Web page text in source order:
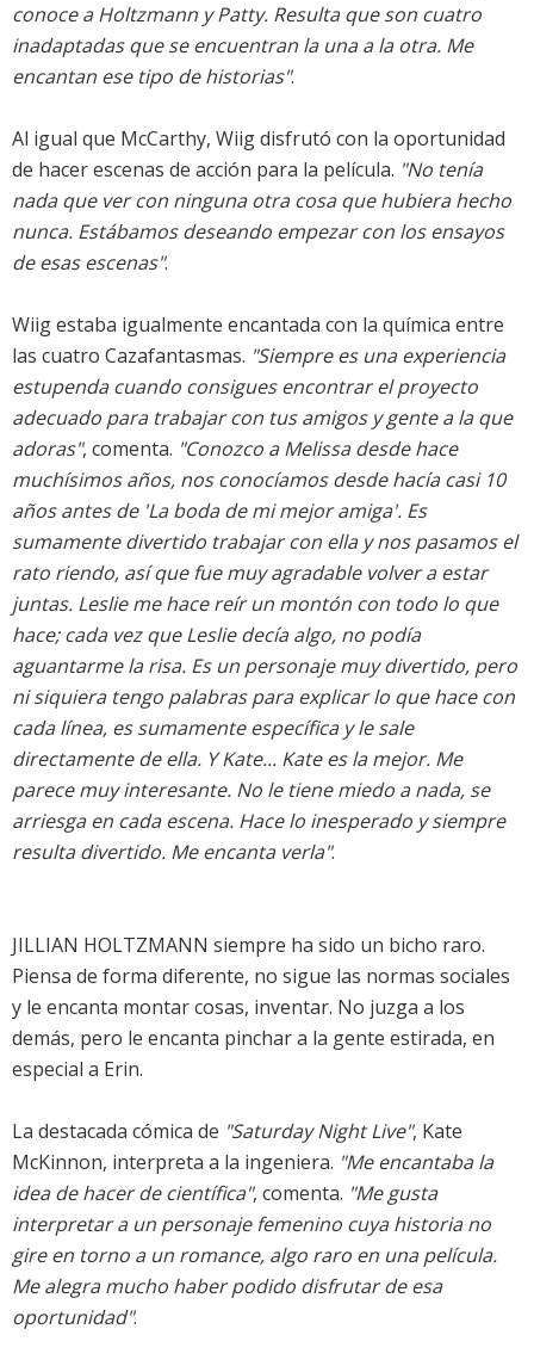
conoce a Holtzmann y Patty. Resulta que son cuatro
inadaptadas que se encuentran la una a la otra. Me
encantan ese tipo de historias".
Al igual que McCarthy, Wiig disfrutó con la oportunidad
de hacer escenas de acción para la película. "No tenía
nada que ver con ninguna otra cosa que hubiera hecho
nunca. Estábamos deseando empezar con los ensayos
de esas escenas".
Wiig estaba igualmente encantada con la química entre
las cuatro Cazafantasmas. "Siempre es una experiencia
estupenda cuando consigues encontrar el proyecto
adecuado para trabajar con tus amigos y gente a la que
adoras", comenta. "Conozco a Melissa desde hace
muchísimos años, nos conocíamos desde hacía casi 10
años antes de 'La boda de mi mejor amiga'. Es
sumamente divertido trabajar con ella y nos pasamos el
rato riendo, así que fue muy agradable volver a estar
juntas. Leslie me hace reír un montón con todo lo que
hace; cada vez que Leslie decía algo, no podía
aguantarme la risa. Es un personaje muy divertido, pero
ni siquiera tengo palabras para explicar lo que hace con
cada línea, es sumamente específica y le sale
directamente de ella. Y Kate... Kate es la mejor. Me
parece muy interesante. No le tiene miedo a nada, se
arriesga en cada escena. Hace lo inesperado y siempre
resulta divertido. Me encanta verla".
JILLIAN HOLTZMANN siempre ha sido un bicho raro.
Piensa de forma diferente, no sigue las normas sociales
y le encanta montar cosas, inventar. No juzga a los
demás, pero le encanta pinchar a la gente estirada, en
especial a Erin.
La destacada cómica de "Saturday Night Live", Kate
McKinnon, interpreta a la ingeniera. "Me encantaba la
idea de hacer de científica", comenta. "Me gusta
interpretar a un personaje femenino cuya historia no
gire en torno a un romance, algo raro en una película.
Me alegra mucho haber podido disfrutar de esa
oportunidad".